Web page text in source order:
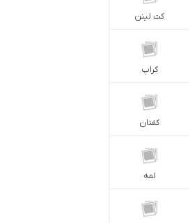
كت لينن
كراپ
كفتان
لمه